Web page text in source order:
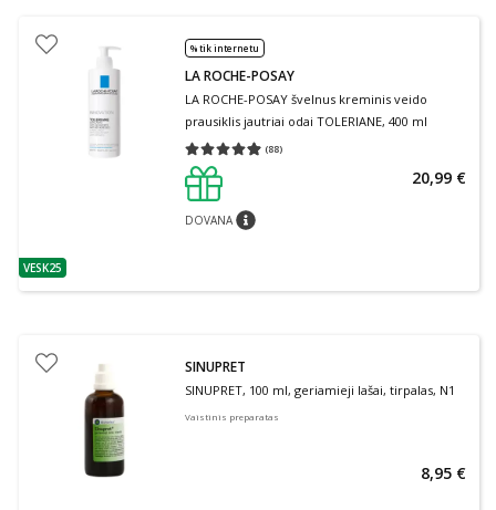
patarimas
VESK25
% tik internetu
LA ROCHE-POSAY
LA ROCHE-POSAY švelnus kreminis veido
prausiklis jautriai odai TOLERIANE, 400 ml
(88)
Vidutinis įvertinimas 4.91
DOVANApatarimas
20,99 €
SINUPRET
SINUPRET, 100 ml, geriamieji lašai, tirpalas, N1
Vaistinis preparatas
8,95 €